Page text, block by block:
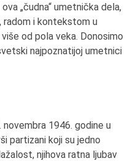
„čudna“ umetnička dela,
radom i kontekstom u
od pola veka. Donosimo
najpoznatijoj umetnici
1946. godine u
partizani koji su jedno
njihova ratna ljubav